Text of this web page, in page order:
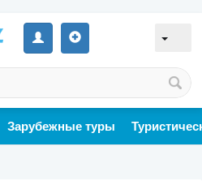
Зарубежные туры